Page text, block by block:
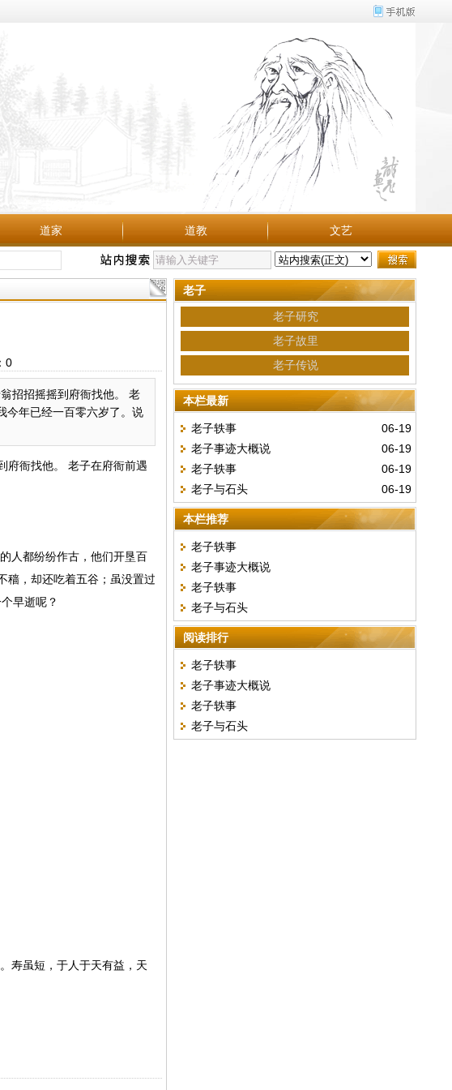
道家 道教 文艺
0
招招摇摇到府衙找他。 老
今年已经一百零六岁了。说
府衙找他。 老子在府衙前遇
人都纷纷作古，他们开垦百
穑，却还吃着五谷；虽没置过
早逝呢？
寿虽短，于人于天有益，天
老子
老子研究
老子故里
老子传说
本栏最新
06-19
老子轶事
06-19
老子事迹大概说
06-19
老子轶事
06-19
老子与石头
本栏推荐
老子轶事
老子事迹大概说
老子轶事
老子与石头
阅读排行
老子轶事
老子事迹大概说
老子轶事
老子与石头